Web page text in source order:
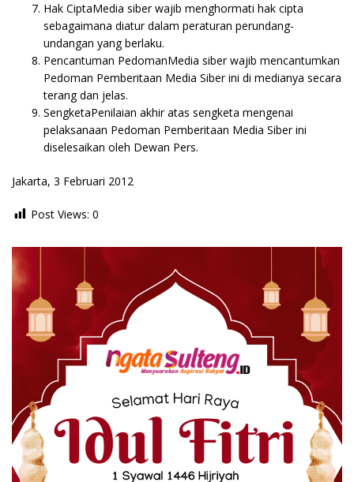
Hak CiptaMedia siber wajib menghormati hak cipta
sebagaimana diatur dalam peraturan perundang-
undangan yang berlaku.
Pencantuman PedomanMedia siber wajib mencantumkan
Pedoman Pemberitaan Media Siber ini di medianya secara
terang dan jelas.
SengketaPenilaian akhir atas sengketa mengenai
pelaksanaan Pedoman Pemberitaan Media Siber ini
diselesaikan oleh Dewan Pers.
Jakarta, 3 Februari 2012
Post Views: 0